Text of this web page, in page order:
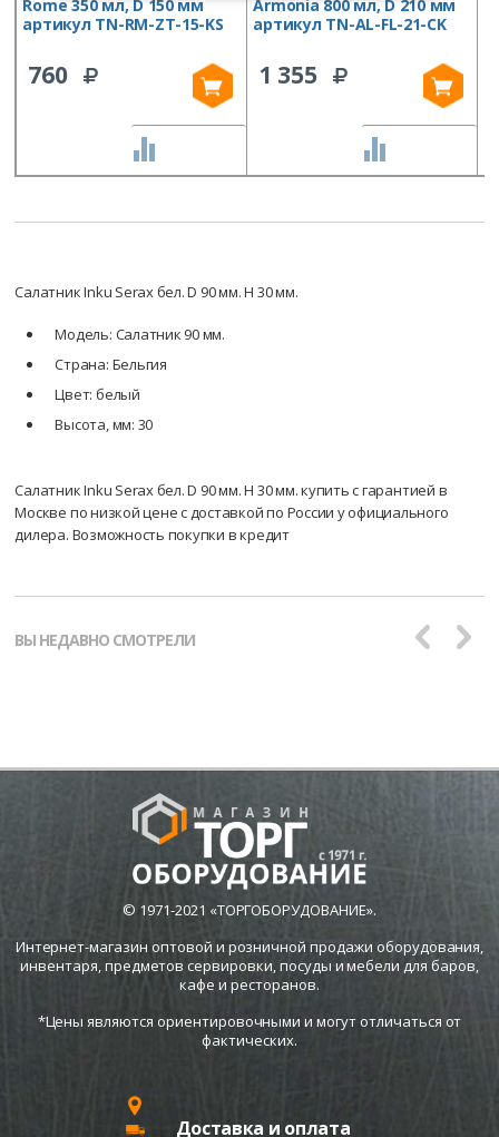
Rome 350 мл, D 150 мм
артикул TN-RM-ZT-15-KS
760
Armonia 800 мл, D 210 мм
артикул TN-AL-FL-21-CK
1 355
Салатник Inku Serax бел. D 90 мм. H 30 мм.
Модель: Салатник 90 мм.
Страна: Бельгия
Цвет: белый
Высота, мм: 30
Салатник Inku Serax бел. D 90 мм. H 30 мм. купить с гарантией в
Москве по низкой цене с доставкой по России у официального
дилера. Возможность покупки в кредит
ВЫ НЕДАВНО СМОТРЕЛИ
© 1971-2021 «ТОРГОБОРУДОВАНИЕ».
Интернет-магазин оптовой и розничной продажи оборудования,
инвентаря, предметов сервировки, посуды и мебели для баров,
кафе и ресторанов.
*Цены являются ориентировочными и могут отличаться от
фактических.
Доставка и оплата